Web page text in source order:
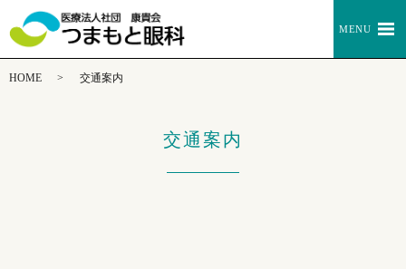
MENU
HOME 交通案内
交通案内